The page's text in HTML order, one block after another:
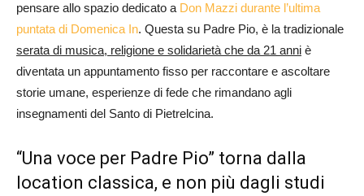
pensare allo spazio dedicato a Don Mazzi durante l’ultima
puntata di Domenica In. Questa su Padre Pio, è la tradizionale
serata di musica, religione e solidarietà che da 21 anni è
diventata un appuntamento fisso per raccontare e ascoltare
storie umane, esperienze di fede che rimandano agli
insegnamenti del Santo di Pietrelcina.
“Una voce per Padre Pio” torna dalla
location classica, e non più dagli studi